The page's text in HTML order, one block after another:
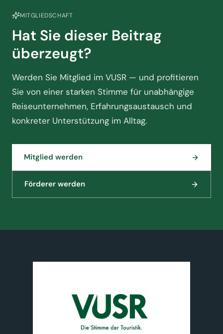
MITGLIEDSCHAFT
Hat Sie dieser Beitrag
überzeugt?
Werden Sie Mitglied im VUSR — und profitieren
Sie von einer starken Stimme für unabhängige
Reiseunternehmen, Erfahrungsaustausch und
konkreter Unterstützung im Alltag.
Mitglied werden
Förderer werden